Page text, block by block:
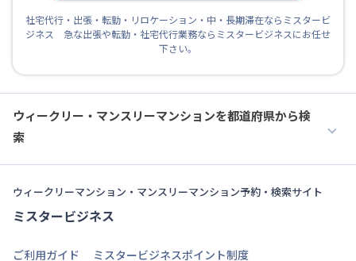
社宅代行・出張・転勤・リロケーション・中・長期滞在ならミスタービ
ジネス 急な出張や転勤・社宅代行業務ならミスタービジネスにお任せ
下さい。
ウィークリー・マンスリーマンションを都道府県から検
索
ウィークリーマンション・マンスリーマンション予約・検索サイト
ミスタービジネス
ご利用ガイド ミスタービジネスポイント制度